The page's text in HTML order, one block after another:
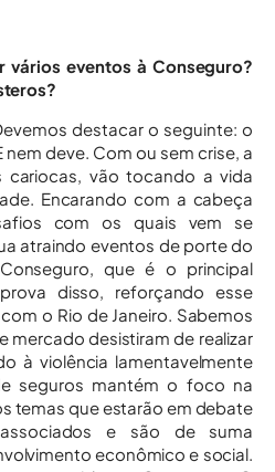
vários eventos à Conseguro?
destacar o seguinte: o
nem deve. Com ou sem crise, a
vão tocando a vida
Encarando com a cabeça
com os quais vem se
atraindo eventos de porte do
que é o principal
disso, reforçando esse
o Rio de Janeiro. Sabemos
mercado desistiram de realizar
à violência lamentavelmente
seguros mantém o foco na
temas que estarão em debate
e são de suma
econômico e social.